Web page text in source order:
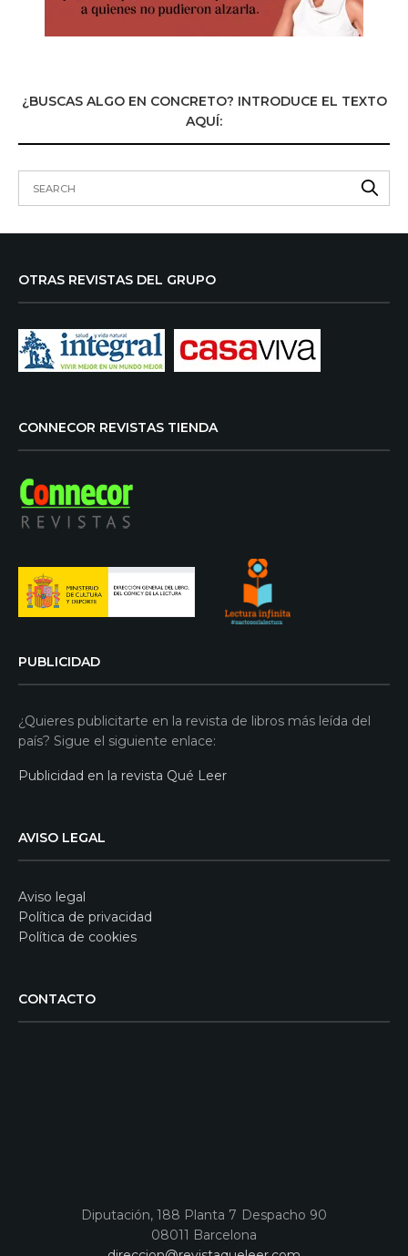
¿BUSCAS ALGO EN CONCRETO? INTRODUCE EL TEXTO
AQUÍ:
OTRAS REVISTAS DEL GRUPO
CONNECOR REVISTAS TIENDA
PUBLICIDAD
¿Quieres publicitarte en la revista de libros más leída del
país? Sigue el siguiente enlace:
Publicidad en la revista Qué Leer
AVISO LEGAL
Aviso legal
Política de privacidad
Política de cookies
CONTACTO
Diputación, 188 Planta 7 Despacho 90
08011 Barcelona